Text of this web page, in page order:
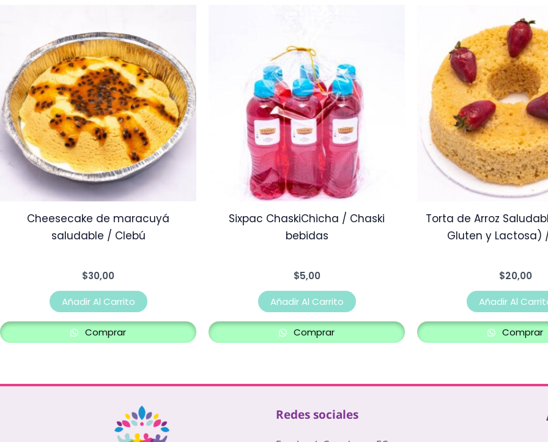
Cheesecake de maracuyá
saludable / Clebú
$30,00
Añadir Al Carrito
Comprar
Sixpac ChaskiChicha / Chaski
bebidas
$5,00
Añadir Al Carrito
Comprar
Torta de Arroz
Gluten y Lactosa)
$20,00
Añadir Al
Comprar
Redes sociales